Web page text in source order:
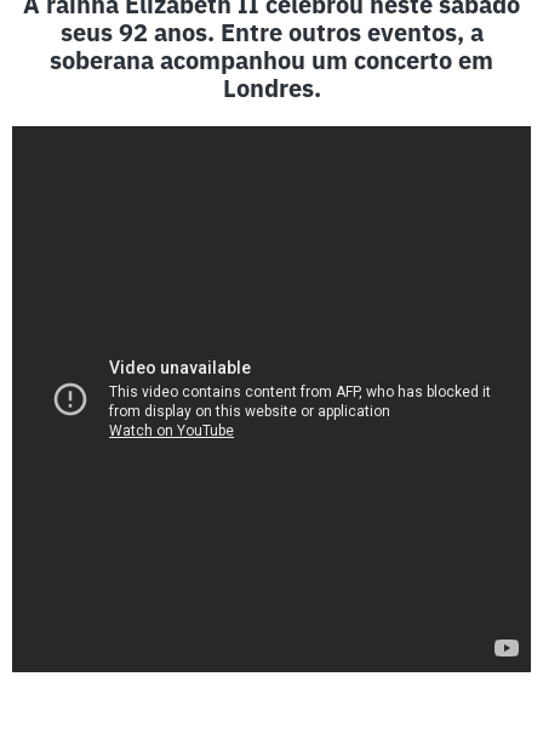
seus 92 anos. Entre outros eventos, a
soberana acompanhou um concerto em
Londres.